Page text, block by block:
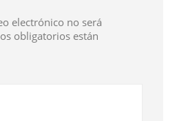
electrónico no será
obligatorios están